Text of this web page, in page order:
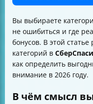
Партнёры и акции:
Как часто выбирать
Спецкатегории:
Ограничения и
Кредитные и
Практический
месяц
Итог
Вы выбираете
не ошибиться и где
бонусов. В этой
категорий в
как определить
внимание в 2026 году.
В чём смысл